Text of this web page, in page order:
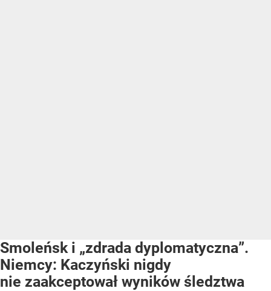
Smoleńsk i „zdrada dyplomatyczna”.
Niemcy: Kaczyński nigdy
nie zaakceptował wyników śledztwa